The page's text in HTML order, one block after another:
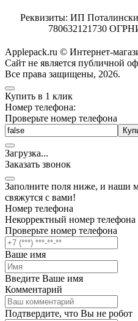
Реквизиты: ИП
780632121730
Applepack.ru © Интернет-
Cайт не является публичной
Все права защищены, 2026.
Купить в 1 клик
Номер телефона:
Проверьте номер телефона
Загрузка...
Заказать звонок
Заполните поля ниже, и наши
свяжутся с вами!
Номер телефона
Некорректный номер телефона
Проверьте номер телефона
Ваше имя
Введите Ваше имя
Комментарий
Подтвердите, что Вы не робот